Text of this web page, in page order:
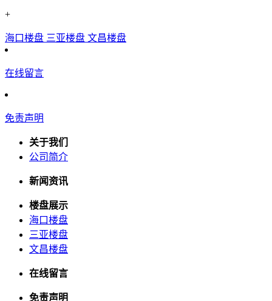
+
海口楼盘 三亚楼盘 文昌楼盘
在线留言
免责声明
关于我们
公司简介
新闻资讯
楼盘展示
海口楼盘
三亚楼盘
文昌楼盘
在线留言
免责声明